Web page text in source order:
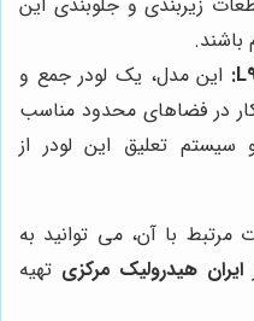
باشند.
این مدل، یک لودر جمع و
در فضاهای محدود مناسب
تعلیق این لودر از
با آن، می توانید به
ایران هیدرولیک مرکزی تهیه